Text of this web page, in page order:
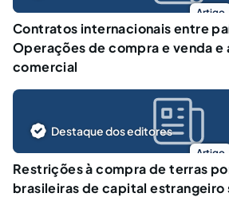
Artigo
Contratos internacionais entre
Operações de compra e venda
comercial
Artigo
Destaque dos editores
Restrições à compra de terras
brasileiras de capital estrangeiro